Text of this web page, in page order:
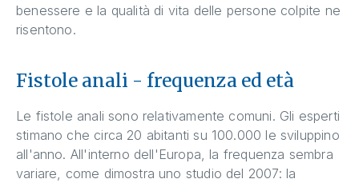
benessere e la qualità di vita delle persone colpite ne
risentono.
Fistole anali - frequenza ed età
Le fistole anali sono relativamente comuni. Gli esperti
stimano che circa 20 abitanti su 100.000 le sviluppino
all'anno. All'interno dell'Europa, la frequenza sembra
variare, come dimostra uno studio del 2007: la